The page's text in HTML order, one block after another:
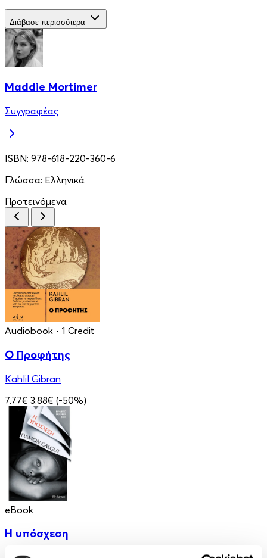
Διάβασε περισσότερα
Maddie Mortimer
Συγγραφέας
ISBN: 978-618-220-360-6
Γλώσσα: Ελληνικά
Προτεινόμενα
Audiobook • 1 Credit
Ο Προφήτης
Kahlil Gibran
7.77€ 3.88€ (-50%)
eBook
Η υπόσχεση